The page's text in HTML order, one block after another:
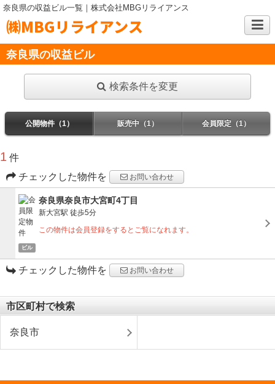
奈良県の収益ビル一覧｜株式会社MBGリライアンス
㈱MBGリライアンス
奈良県の収益ビル
検索条件を変更
公開物件（1） 販売中（1） 会員限定（1）
1 件
チェックした物件を
お問い合わせ
ビル
奈良県奈良市大宮町4丁目
新大宮駅 徒歩5分
この物件は会員登録をするとご覧になれます。
チェックした物件を お問い合わせ
市区町村で検索
奈良市